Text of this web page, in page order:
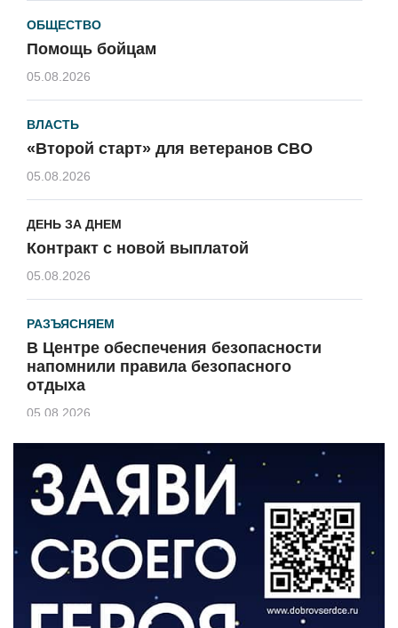
ОБЩЕСТВО
Помощь бойцам
05.08.2026
ВЛАСТЬ
«Второй старт» для ветеранов СВО
05.08.2026
ДЕНЬ ЗА ДНЕМ
Контракт с новой выплатой
05.08.2026
РАЗЪЯСНЯЕМ
В Центре обеспечения безопасности
напомнили правила безопасного
отдыха
05.08.2026
КУЛЬТУРА
Афиша Зеленоградска
04.08.2026
РАЗЪЯСНЯЕМ
Борьба с борщевиком продолжается
04.08.2026